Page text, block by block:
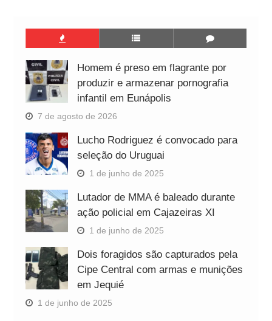
Homem é preso em flagrante por
produzir e armazenar pornografia
infantil em Eunápolis
7 de agosto de 2026
Lucho Rodriguez é convocado para
seleção do Uruguai
1 de junho de 2025
Lutador de MMA é baleado durante
ação policial em Cajazeiras XI
1 de junho de 2025
Dois foragidos são capturados pela
Cipe Central com armas e munições
em Jequié
1 de junho de 2025